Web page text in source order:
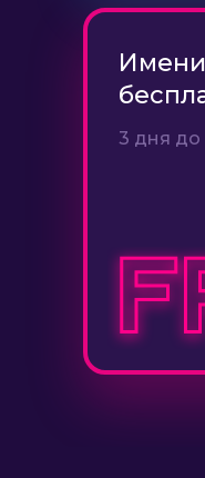
3 дня до